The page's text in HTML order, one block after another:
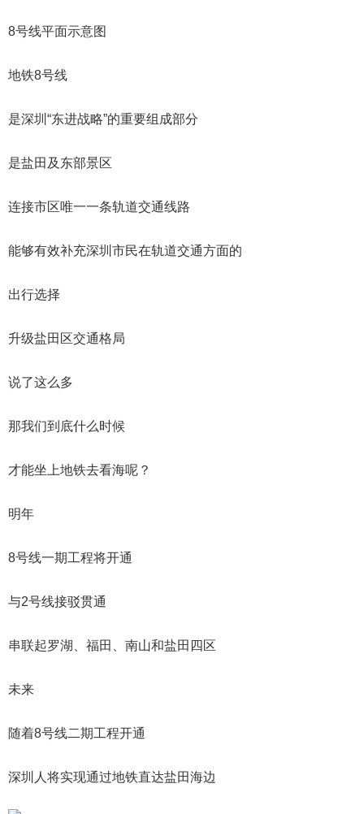
8号线平面示意图
地铁8号线
是深圳“东进战略”的重要组成部分
是盐田及东部景区
连接市区唯一一条轨道交通线路
能够有效补充深圳市民在轨道交通方面的
出行选择
升级盐田区交通格局
说了这么多
那我们到底什么时候
才能坐上地铁去看海呢？
明年
8号线一期工程将开通
与2号线接驳贯通
串联起罗湖、福田、南山和盐田四区
未来
随着8号线二期工程开通
深圳人将实现通过地铁直达盐田海边